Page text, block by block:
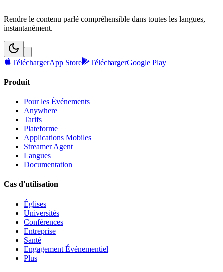
Rendre le contenu parlé compréhensible dans toutes les langues,
instantanément.
TéléchargerApp Store TéléchargerGoogle Play
Produit
Pour les Événements
Anywhere
Tarifs
Plateforme
Applications Mobiles
Streamer Agent
Langues
Documentation
Cas d'utilisation
Églises
Universités
Conférences
Entreprise
Santé
Engagement Événementiel
Plus